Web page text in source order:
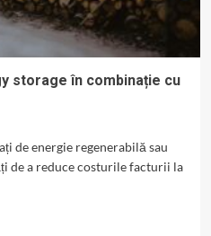
storage în combinație cu
de energie regenerabilă sau
de a reduce costurile facturii la